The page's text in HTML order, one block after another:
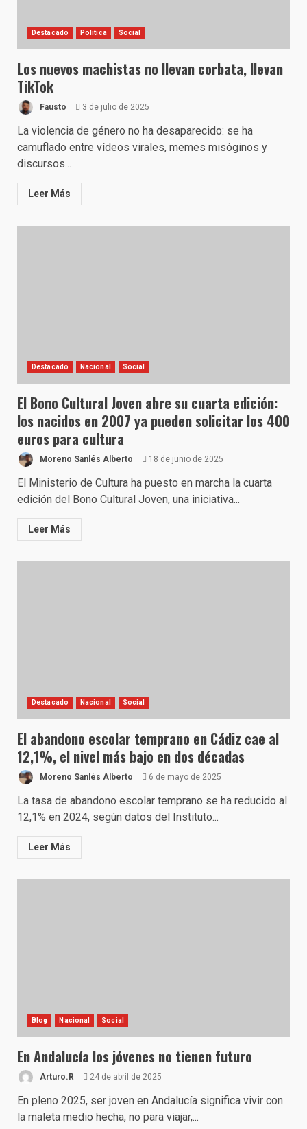
Destacado Política Social
Los nuevos machistas no llevan corbata, llevan
TikTok
Fausto 3 de julio de 2025
La violencia de género no ha desaparecido: se ha
camuflado entre vídeos virales, memes misóginos y
discursos...
Leer Más
Destacado Nacional Social
El Bono Cultural Joven abre su cuarta edición:
los nacidos en 2007 ya pueden solicitar los 400
euros para cultura
Moreno Sanlés Alberto 18 de junio de 2025
El Ministerio de Cultura ha puesto en marcha la cuarta
edición del Bono Cultural Joven, una iniciativa...
Leer Más
Destacado Nacional Social
El abandono escolar temprano en Cádiz cae al
12,1%, el nivel más bajo en dos décadas
Moreno Sanlés Alberto 6 de mayo de 2025
La tasa de abandono escolar temprano se ha reducido al
12,1% en 2024, según datos del Instituto...
Leer Más
Blog Nacional Social
En Andalucía los jóvenes no tienen futuro
Arturo.R 24 de abril de 2025
En pleno 2025, ser joven en Andalucía significa vivir con
la maleta medio hecha, no para viajar,...